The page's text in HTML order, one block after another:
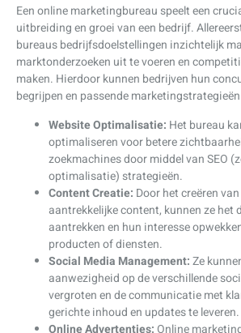
Een online marketingbureau speelt een
uitbreiding en groei van een bedrijf.
bureaus bedrijfsdoelstellingen inzichtelijk
marktonderzoeken uit te voeren en
maken. Hierdoor kunnen bedrijven hun
begrijpen en passende
Website Optimalisatie: Het bureau
optimaliseren voor betere
zoekmachines door middel van SEO
optimalisatie) strategieën.
Content Creatie: Door het creëren
aantrekkelijke content, kunnen ze het
aantrekken en hun interesse
producten of diensten.
Social Media Management:Ze
aanwezigheid op de verschillende
vergroten en de communicatie met
gerichte inhoud en updates te leveren.
Online Advertenties: Online